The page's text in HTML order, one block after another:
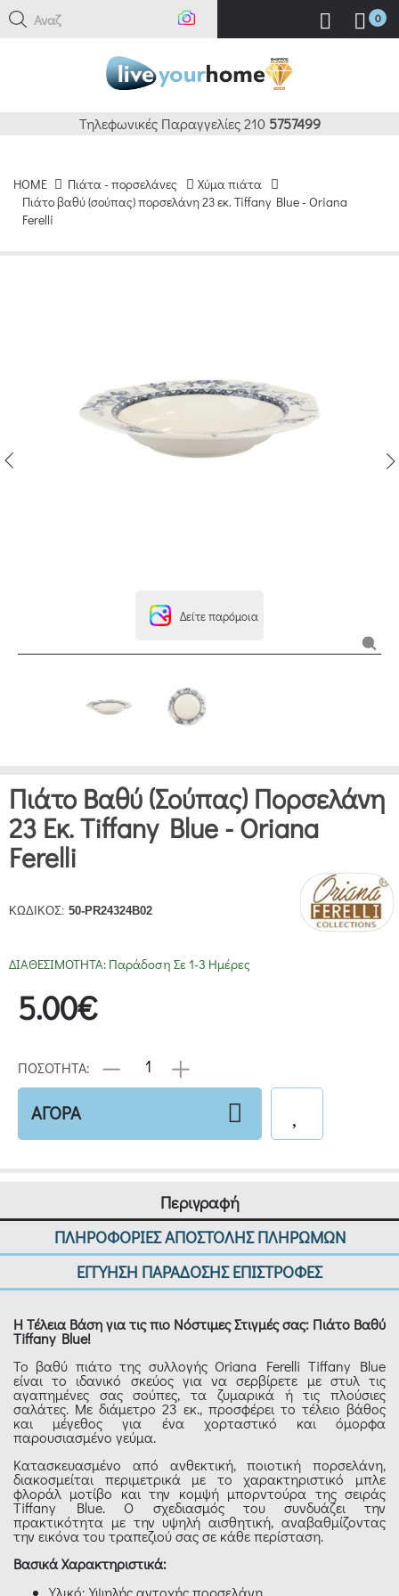
Αναζήτη 0
Τηλεφωνικές Παραγγελίες 210 5757499
HOME Πιάτα - πορσελάνες
Χύμα πιάτα
Πιάτο βαθύ (σούπας) πορσελάνη 23 εκ. Tiffany Blue - Oriana
Ferelli
Δείτε παρόμοια
Πιάτο Βαθύ (σούπας) Πορσελάνη
23 Εκ. Tiffany Blue - Oriana
Ferelli
ΚΩΔΙΚΟΣ: 50-PR24324B02
ΔΙΑΘΕΣΙΜΟΤΗΤΑ: Παράδοση Σε 1-3 Ημέρες
5.00€
ΠΟΣΟΤΗΤΑ:
ΑΓΟΡΑ
Περιγραφή
ΠΛΗΡΟΦΟΡΙΕΣ ΑΠΟΣΤΟΛΗΣ ΠΛΗΡΩΜΩΝ
ΕΓΓΥΗΣΗ ΠΑΡΑΔΟΣΗΣ ΕΠΙΣΤΡΟΦΕΣ
Η Τέλεια Βάση για τις πιο Νόστιμες Στιγμές σας: Πιάτο Βαθύ
Tiffany Blue!
Το βαθύ πιάτο της συλλογής Oriana Ferelli Tiffany Blue
είναι το ιδανικό σκεύος για να σερβίρετε με στυλ τις
αγαπημένες σας σούπες, τα ζυμαρικά ή τις πλούσιες
σαλάτες. Με διάμετρο 23 εκ., προσφέρει το τέλειο βάθος
και μέγεθος για ένα χορταστικό και όμορφα
παρουσιασμένο γεύμα.
Κατασκευασμένο από ανθεκτική, ποιοτική πορσελάνη,
διακοσμείται περιμετρικά με το χαρακτηριστικό μπλε
φλοράλ μοτίβο και την κομψή μπορντούρα της σειράς
Tiffany Blue. Ο σχεδιασμός του συνδυάζει την
πρακτικότητα με την υψηλή αισθητική, αναβαθμίζοντας
την εικόνα του τραπεζιού σας σε κάθε περίσταση.
Βασικά Χαρακτηριστικά: